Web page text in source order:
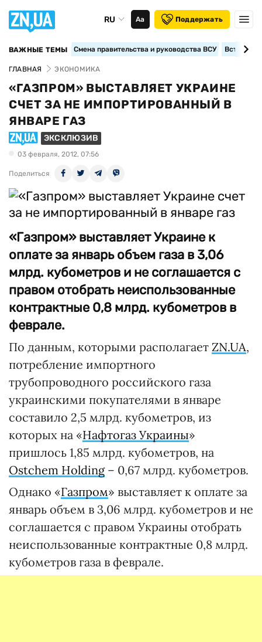
RU Аа Поддержать
ВАЖНЫЕ ТЕМЫ Смена правительства и руководства ВСУ
ГЛАВНАЯ ЭКОНОМИКА
«ГАЗПРОМ» ВЫСТАВЛЯЕТ УКРАИНЕ
СЧЕТ ЗА НЕ ИМПОРТИРОВАННЫЙ В
ЯНВАРЕ ГАЗ
ЭКСКЛЮЗИВ
03 февраля, 2012, 07:56
Поделиться
«Газпром» выставляет Украине к
оплате за январь объем газа в 3,06
млрд. кубометров и не соглашается с
правом отобрать неиспользованные
контрактные 0,8 млрд. кубометров в
феврале.
По данным, которыми располагает ZN.UA,
потребление импортного
трубопроводного российского газа
украинскими покупателями в январе
составило 2,5 млрд. кубометров, из
которых на «Нафтогаз Украины»
пришлось 1,85 млрд. кубометров, на
Ostchem Holding– 0,67 млрд. кубометров.
Однако «Газпром» выставляет к оплате за
январь объем в 3,06 млрд. кубометров и не
соглашается с правом Украины отобрать
неиспользованные контрактные 0,8 млрд.
кубометров газа в феврале.